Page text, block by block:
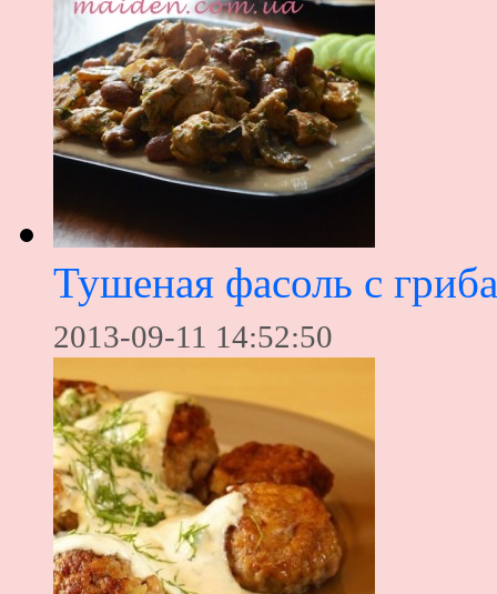
Тушеная фасоль с
2013-09-11 14:52:50